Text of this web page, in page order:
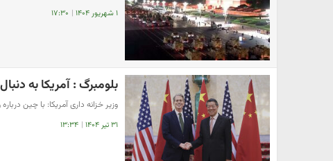
۱ شهریور ۱۴۰۴ | ۱۷:۳۰
بلومبرگ : آمریکا به
وزیر خزانه داری آمریکا: با چین
۳۱ تیر ۱۴۰۴ | ۱۳:۳۴